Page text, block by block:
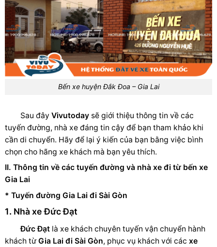
Bến xe huyện Đắk Đoa – Gia Lai
Sau đây Vivutoday sẽ giới thiệu thông tin về các
tuyến đường, nhà xe đáng tin cậy để bạn tham khảo khi
cần di chuyển. Hãy để lại ý kiến của bạn bằng việc bình
chọn cho hãng xe khách mà bạn yêu thích.
II. Thông tin về các tuyến đường và nhà xe đi từ bến xe
Gia Lai
* Tuyến đường Gia Lai đi Sài Gòn
1. Nhà xe Đức Đạt
Đức Đạt là xe khách chuyên tuyến vận chuyển hành
khách từ Gia Lai đi Sài Gòn, phục vụ khách với các xe